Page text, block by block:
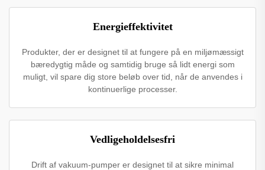
Energieffektivitet
Produkter, der er designet til at fungere på en miljømæssigt
bæredygtig måde og samtidig bruge så lidt energi som
muligt, vil spare dig store beløb over tid, når de anvendes i
kontinuerlige processer.
Vedligeholdelsesfri
Drift af vakuum-pumper er designet til at sikre minimal